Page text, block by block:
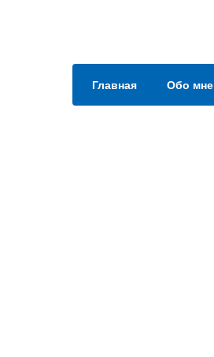
Главная Обо мне